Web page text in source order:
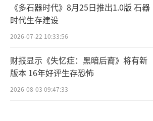
《多石器时代》8月25日推出1.0版 石器
时代生存建设
2026-07-22 10:33:56
财报显示《失忆症：黑暗后裔》将有新
版本 16年好评生存恐怖
2026-08-03 09:47:33